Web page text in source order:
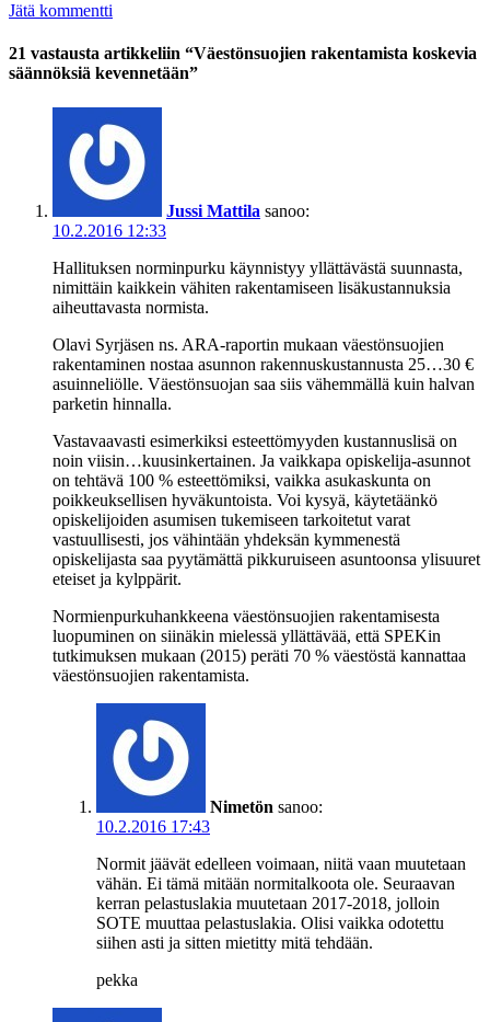
Jätä kommentti
21 vastausta artikkeliin “Väestönsuojien rakentamista koskevia
säännöksiä kevennetään”
Jussi Mattila sanoo:
10.2.2016 12:33
Hallituksen norminpurku käynnistyy yllättävästä suunnasta,
nimittäin kaikkein vähiten rakentamiseen lisäkustannuksia
aiheuttavasta normista.
Olavi Syrjäsen ns. ARA-raportin mukaan väestönsuojien
rakentaminen nostaa asunnon rakennuskustannusta 25…30 €
asuinneliölle. Väestönsuojan saa siis vähemmällä kuin halvan
parketin hinnalla.
Vastavaavasti esimerkiksi esteettömyyden kustannuslisä on
noin viisin…kuusinkertainen. Ja vaikkapa opiskelija-asunnot
on tehtävä 100 % esteettömiksi, vaikka asukaskunta on
poikkeuksellisen hyväkuntoista. Voi kysyä, käytetäänkö
opiskelijoiden asumisen tukemiseen tarkoitetut varat
vastuullisesti, jos vähintään yhdeksän kymmenestä
opiskelijasta saa pyytämättä pikkuruiseen asuntoonsa ylisuuret
eteiset ja kylppärit.
Normienpurkuhankkeena väestönsuojien rakentamisesta
luopuminen on siinäkin mielessä yllättävää, että SPEKin
tutkimuksen mukaan (2015) peräti 70 % väestöstä kannattaa
väestönsuojien rakentamista.
Nimetön sanoo:
10.2.2016 17:43
Normit jäävät edelleen voimaan, niitä vaan muutetaan
vähän. Ei tämä mitään normitalkoota ole. Seuraavan
kerran pelastuslakia muutetaan 2017-2018, jolloin
SOTE muuttaa pelastuslakia. Olisi vaikka odotettu
siihen asti ja sitten mietitty mitä tehdään.
pekka